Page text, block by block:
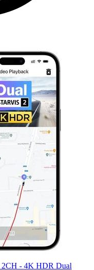
2CH - 4K HDR Dual